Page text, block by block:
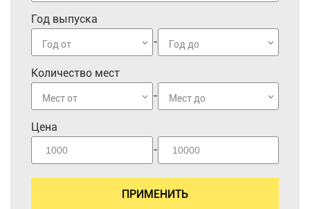
Год выпуска
Год от - Год до
Количество мест
Мест от - Мест до
Цена
-
ПРИМЕНИТЬ